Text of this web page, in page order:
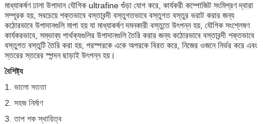
মাধ্যাকর্ষণ ঢালা উপাদান যৌগিক ultrafine গুঁড়া যোগ করে, কার্যকরী কম্পোজিট সংমিশ্রণ দ্বারা
সম্পূরক হয়, সবচেয়ে শক্তভাবে বস্তাবন্দী বস্তুগতভাবে বস্তুগত বস্তুর ভরাট করার জন্য
কঠোরভাবে উপাদানগুলি মাপা হয় যা মাধ্যাকর্ষণ দমনকারী বস্তুতে উৎপন্ন হয়, যৌগিক সংশ্লেষণ
কার্যকরভাবে, সম্ভাব্য পার্থক্যগুলির উপাদানগুলি তৈরি করার জন্য কঠোরভাবে বস্তাবন্দী শক্তভাবে
বস্তুগত বস্তুটি তৈরি করা হয়, পরস্পরকে একে অপরকে বিরত করে, নিজের ওজনে নির্ভর করে এবং
স্তরের স্তরের স্পন্দন ছাড়াই উৎপন্ন হয়।
বৈশিষ্ট্য
1. ভালো সততা
2. সহজ নির্মাণ
3. তাপ শক স্থায়িত্ব